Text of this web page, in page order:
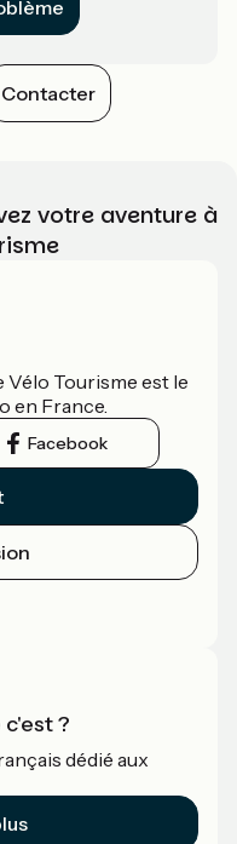
Contacter
votre aventure à
Vélo Tourisme est le
en France.
Facebook
c'est ?
dédié aux